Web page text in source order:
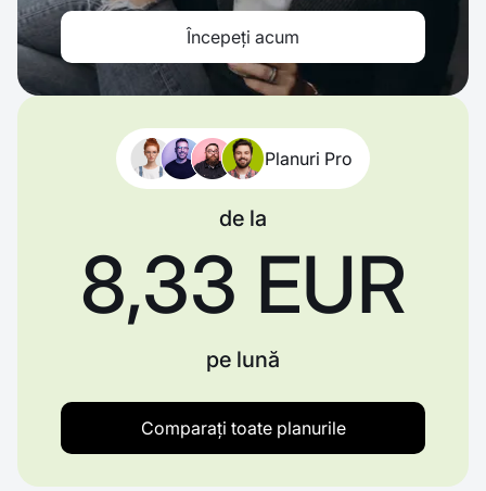
Începeți acum
Planuri Pro
de la
8,33 EUR
pe lună
Comparați toate planurile